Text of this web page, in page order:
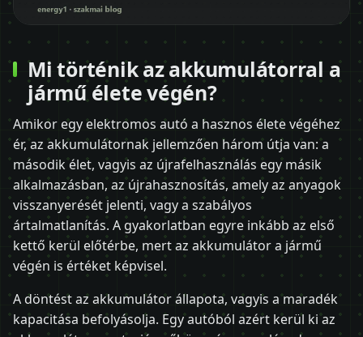
Mi történik az akkumulátorral a
jármű élete végén?
Amikor egy elektromos autó a hasznos élete végéhez
ér, az akkumulátornak jellemzően három útja van: a
második élet, vagyis az újrafelhasználás egy másik
alkalmazásban, az újrahasznosítás, amely az anyagok
visszanyerését jelenti, vagy a szabályos
ártalmatlanítás. A gyakorlatban egyre inkább az első
kettő kerül előtérbe, mert az akkumulátor a jármű
végén is értéket képvisel.
A döntést az akkumulátor állapota, vagyis a maradék
kapacitása befolyásolja. Egy autóból azért kerül ki az